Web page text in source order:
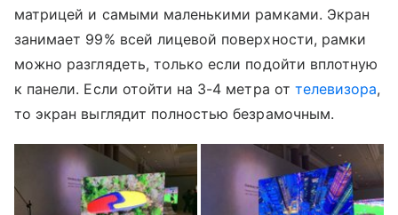
матрицей и самыми маленькими рамками. Экран
занимает 99% всей лицевой поверхности, рамки
можно разглядеть, только если подойти вплотную
к панели. Если отойти на 3-4 метра от телевизора,
то экран выглядит полностью безрамочным.